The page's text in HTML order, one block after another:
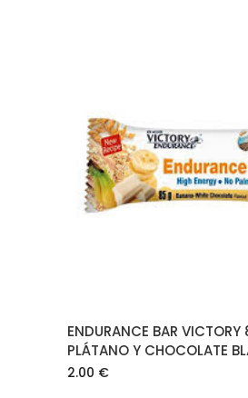
AÑADIR AL
ENDURANCE BAR
PLÁTANO Y CHOCOLATE
2.00 €